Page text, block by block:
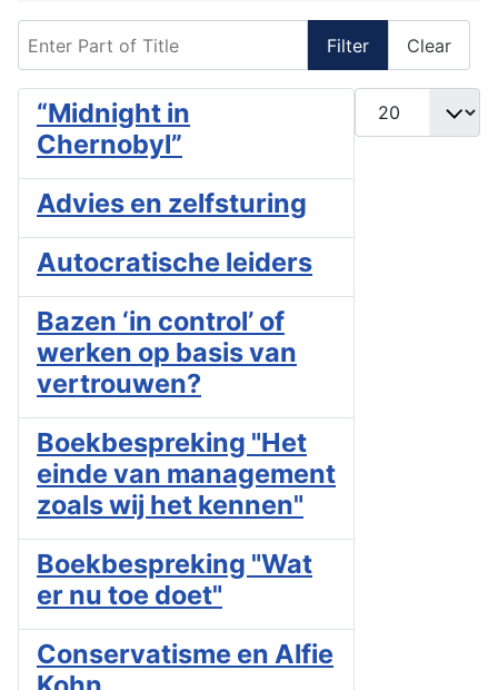
Filter Clear
Display #
“Midnight in
Chernobyl”
Advies en zelfsturing
Autocratische leiders
Bazen ‘in control’ of
werken op basis van
vertrouwen?
Boekbespreking "Het
einde van management
zoals wij het kennen"
Boekbespreking "Wat
er nu toe doet"
Conservatisme en Alfie